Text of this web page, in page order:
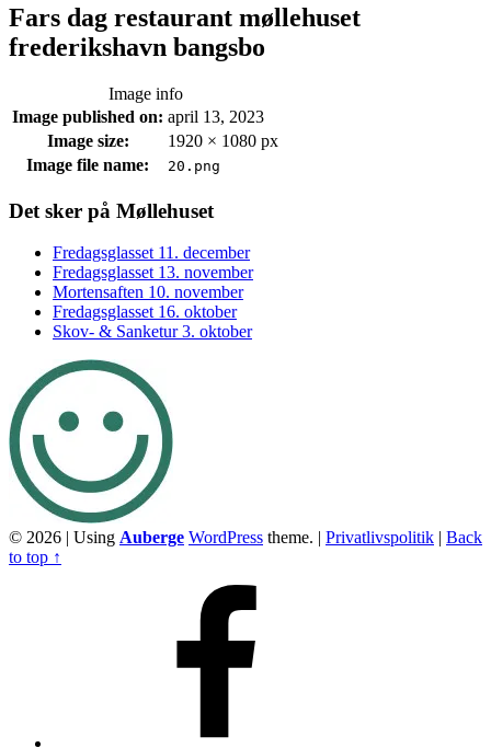
Fars dag restaurant møllehuset
frederikshavn bangsbo
Image info
Image published on: april 13, 2023
Image size:
1920 × 1080 px
Image file name:
20.png
Footer
sidebar
Det sker på Møllehuset
Fredagsglasset 11. december
Fredagsglasset 13. november
Mortensaften 10. november
Fredagsglasset 16. oktober
Skov- & Sanketur 3. oktober
© 2026 | Using Auberge WordPress theme. | Privatlivspolitik | Back
to top ↑